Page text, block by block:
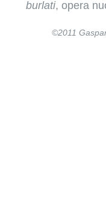
burlati, opera
©2011